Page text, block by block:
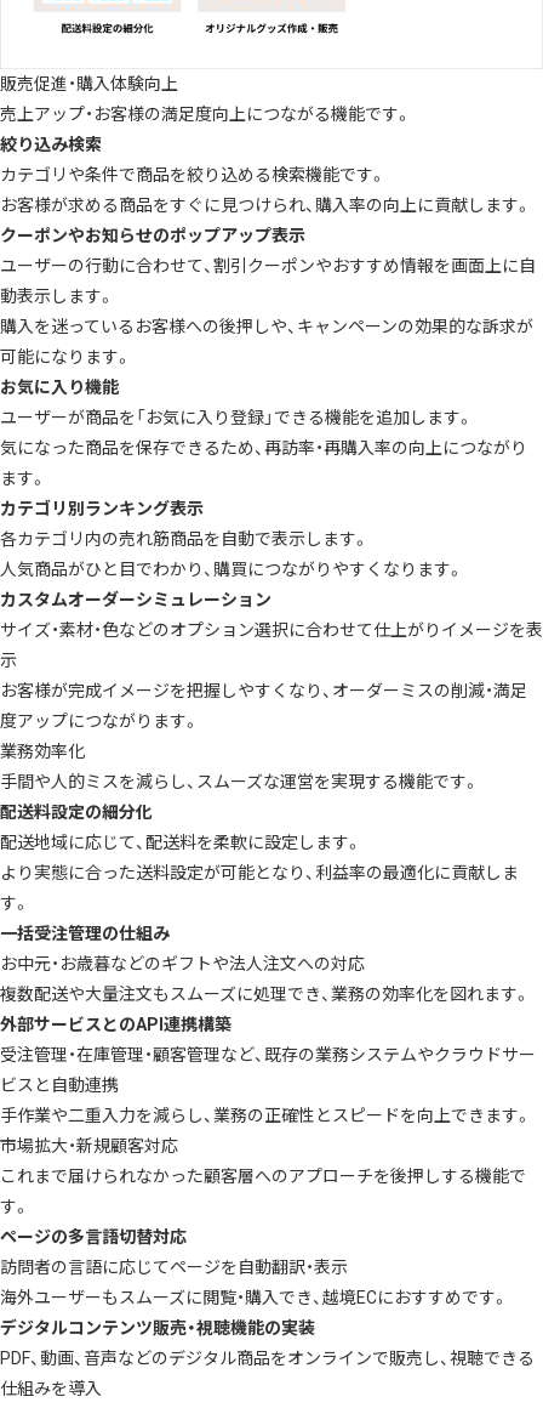
販売促進・購入体験向上
売上アップ・お客様の満足度向上につながる機能です。
絞り込み検索
カテゴリや条件で商品を絞り込める検索機能です。
お客様が求める商品をすぐに見つけられ、購入率の向上に貢献します。
クーポンやお知らせのポップアップ表示
ユーザーの行動に合わせて、割引クーポンやおすすめ情報を画面上に自
動表示します。
購入を迷っているお客様への後押しや、キャンペーンの効果的な訴求が
可能になります。
お気に入り機能
ユーザーが商品を「お気に入り登録」できる機能を追加します。
気になった商品を保存できるため、再訪率・再購入率の向上につながり
ます。
カテゴリ別ランキング表示
各カテゴリ内の売れ筋商品を自動で表示します。
人気商品がひと目でわかり、購買につながりやすくなります。
カスタムオーダーシミュレーション
サイズ・素材・色などのオプション選択に合わせて仕上がりイメージを表
示
お客様が完成イメージを把握しやすくなり、オーダーミスの削減・満足
度アップにつながります。
業務効率化
手間や人的ミスを減らし、スムーズな運営を実現する機能です。
配送料設定の細分化
配送地域に応じて、配送料を柔軟に設定します。
より実態に合った送料設定が可能となり、利益率の最適化に貢献しま
す。
一括受注管理の仕組み
お中元・お歳暮などのギフトや法人注文への対応
複数配送や大量注文もスムーズに処理でき、業務の効率化を図れます。
外部サービスとのAPI連携構築
受注管理・在庫管理・顧客管理など、既存の業務システムやクラウドサー
ビスと自動連携
手作業や二重入力を減らし、業務の正確性とスピードを向上できます。
市場拡大・新規顧客対応
これまで届けられなかった顧客層へのアプローチを後押しする機能で
す。
ページの多言語切替対応
訪問者の言語に応じてページを自動翻訳・表示
海外ユーザーもスムーズに閲覧・購入でき、越境ECにおすすめです。
デジタルコンテンツ販売・視聴機能の実装
PDF、動画、音声などのデジタル商品をオンラインで販売し、視聴できる
仕組みを導入